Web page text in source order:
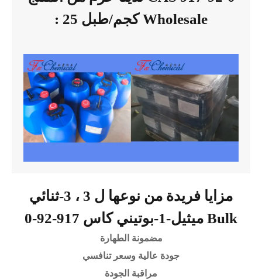
: 25 كجم/طبل Wholesale
مزايا فريدة من نوعها ل 3 ، 3-ثنائي
ميثيل-1-بوتيني كاس 917-92-0 Bulk
مضمونة الطهارة
جودة عالية وسعر تنافسي
مراقبة الجودة